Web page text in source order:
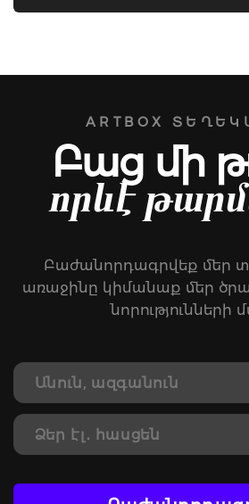
ARTBOX
Բաց մի
որևէ
Բաժանորդագրվեք մեր
առաջինը կիմանաք մեր
նորությունների